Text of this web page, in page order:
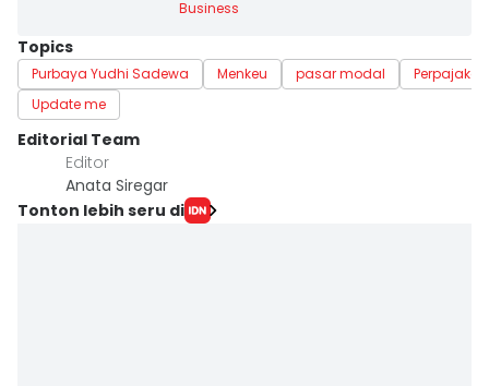
Business
Topics
Purbaya Yudhi Sadewa Menkeu pasar modal
Perpajakan
Update me
Editorial Team
Editor
Anata Siregar
Tonton lebih seru di